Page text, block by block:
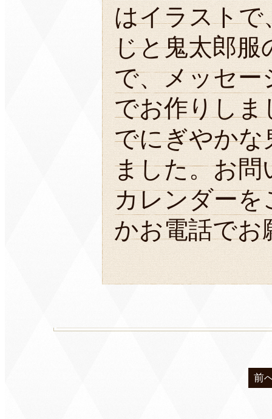
はイラストで
じと鬼太郎服
で、メッセー
でお作りしま
でにぎやかな
ました。お問
カレンダーを
かお電話でお
前